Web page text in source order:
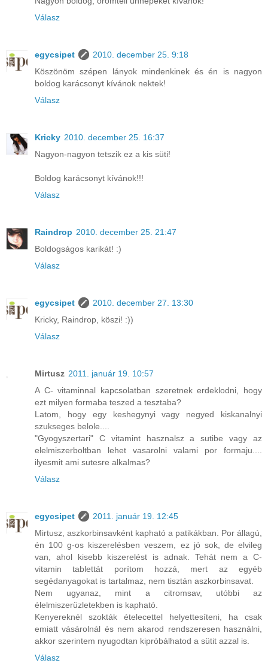
Válasz
egycsipet
2010. december 25. 9:18
Köszönöm szépen lányok mindenkinek és én is nagyon
boldog karácsonyt kívánok nektek!
Válasz
Kricky 2010. december 25. 16:37
Nagyon-nagyon tetszik ez a kis süti!
Boldog karácsonyt kívánok!!!
Válasz
Raindrop 2010. december 25. 21:47
Boldogságos karikát! :)
Válasz
egycsipet
2010. december 27. 13:30
Kricky, Raindrop, köszi! :))
Válasz
Mirtusz 2011. január 19. 10:57
A C- vitaminnal kapcsolatban szeretnek erdeklodni, hogy
ezt milyen formaba teszed a tesztaba?
Latom, hogy egy keshegynyi vagy negyed kiskanalnyi
szukseges belole....
"Gyogyszertari" C vitamint hasznalsz a sutibe vagy az
elelmiszerboltban lehet vasarolni valami por formaju....
ilyesmit ami sutesre alkalmas?
Válasz
egycsipet
2011. január 19. 12:45
Mirtusz, aszkorbinsavként kapható a patikákban. Por állagú,
én 100 g-os kiszerelésben veszem, ez jó sok, de elvileg
van, ahol kisebb kiszerelést is adnak. Tehát nem a C-
vitamin tablettát porítom hozzá, mert az egyéb
segédanyagokat is tartalmaz, nem tisztán aszkorbinsavat.
Nem ugyanaz, mint a citromsav, utóbbi az
élelmiszerüzletekben is kapható.
Kenyereknél szokták ételecettel helyettesíteni, ha csak
emiatt vásárolnál és nem akarod rendszeresen használni,
akkor szerintem nyugodtan kipróbálhatod a sütit azzal is.
Válasz